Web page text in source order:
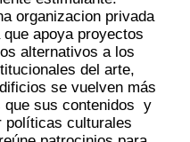
organizacion privada
apoya proyectos
alternativos a los
del arte,
se vuelven más
que sus contenidos y
políticas culturales